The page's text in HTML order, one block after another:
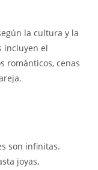
la cultura y la
incluyen el
románticos, cenas
son infinitas.
joyas,